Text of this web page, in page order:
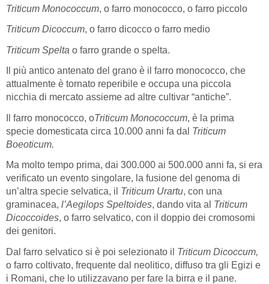
Triticum Monococcum, o farro monococco, o farro piccolo
Triticum Dicoccum, o farro dicocco o farro medio
Triticum Spelta o farro grande o spelta.
Il più antico antenato del grano è il farro monococco, che
attualmente è tornato reperibile e occupa una piccola
nicchia di mercato assieme ad altre cultivar “antiche”.
Il farro monococco, oTriticum Monococcum, è la prima
specie domesticata circa 10.000 anni fa dal Triticum
Boeoticum.
Ma molto tempo prima, dai 300.000 ai 500.000 anni fa, si era
verificato un evento singolare, la fusione del genoma di
un’altra specie selvatica, il Triticum Urartu, con una
graminacea, l’Aegilops Speltoides, dando vita al Triticum
Dicoccoides, o farro selvatico, con il doppio dei cromosomi
dei genitori.
Dal farro selvatico si è poi selezionato il Triticum Dicoccum,
o farro coltivato, frequente dal neolitico, diffuso tra gli Egizi e
i Romani, che lo utilizzavano per fare la birra e il pane.